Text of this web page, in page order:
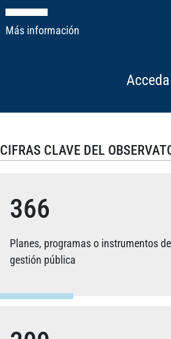
Más información
CIFRAS CLAVE DEL
366
Planes, programas o instrumentos de
gestión pública